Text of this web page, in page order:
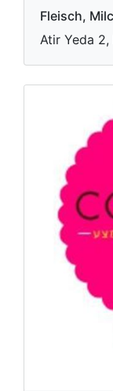
Fleisch,
Atir Yeda 2,